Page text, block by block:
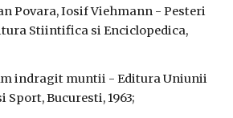
Povara, Iosif Viehmann - Pesteri
Stiintifica si Enciclopedica,
indragit muntii - Editura Uniunii
Sport, Bucuresti, 1963;